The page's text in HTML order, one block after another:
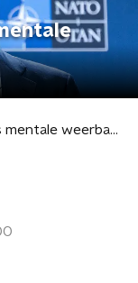
Zo kweken wij Ruttes mentale weerbaarheid